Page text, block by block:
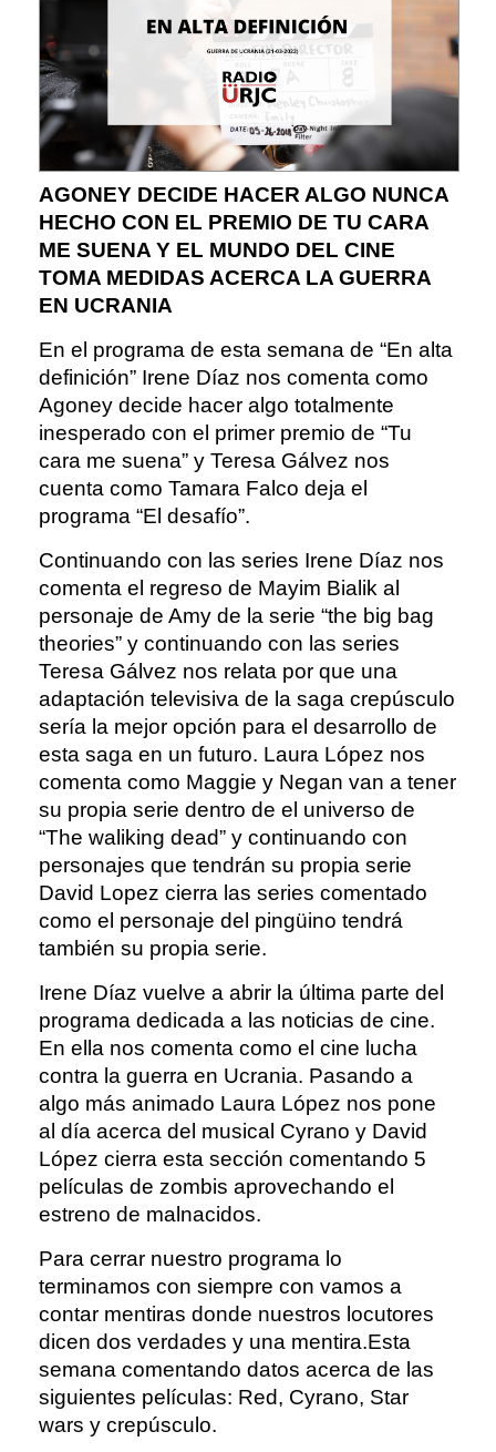
AGONEY DECIDE HACER ALGO NUNCA
HECHO CON EL PREMIO DE TU CARA
ME SUENA Y EL MUNDO DEL CINE
TOMA MEDIDAS ACERCA LA GUERRA
EN UCRANIA
En el programa de esta semana de “En alta
definición” Irene Díaz nos comenta como
Agoney decide hacer algo totalmente
inesperado con el primer premio de “Tu
cara me suena” y Teresa Gálvez nos
cuenta como Tamara Falco deja el
programa “El desafío”.
Continuando con las series Irene Díaz nos
comenta el regreso de Mayim Bialik al
personaje de Amy de la serie “the big bag
theories” y continuando con las series
Teresa Gálvez nos relata por que una
adaptación televisiva de la saga crepúsculo
sería la mejor opción para el desarrollo de
esta saga en un futuro. Laura López nos
comenta como Maggie y Negan van a tener
su propia serie dentro de el universo de
“The waliking dead” y continuando con
personajes que tendrán su propia serie
David Lopez cierra las series comentado
como el personaje del pingüino tendrá
también su propia serie.
Irene Díaz vuelve a abrir la última parte del
programa dedicada a las noticias de cine.
En ella nos comenta como el cine lucha
contra la guerra en Ucrania. Pasando a
algo más animado Laura López nos pone
al día acerca del musical Cyrano y David
López cierra esta sección comentando 5
películas de zombis aprovechando el
estreno de malnacidos.
Para cerrar nuestro programa lo
terminamos con siempre con vamos a
contar mentiras donde nuestros locutores
dicen dos verdades y una mentira.Esta
semana comentando datos acerca de las
siguientes películas: Red, Cyrano, Star
wars y crepúsculo.